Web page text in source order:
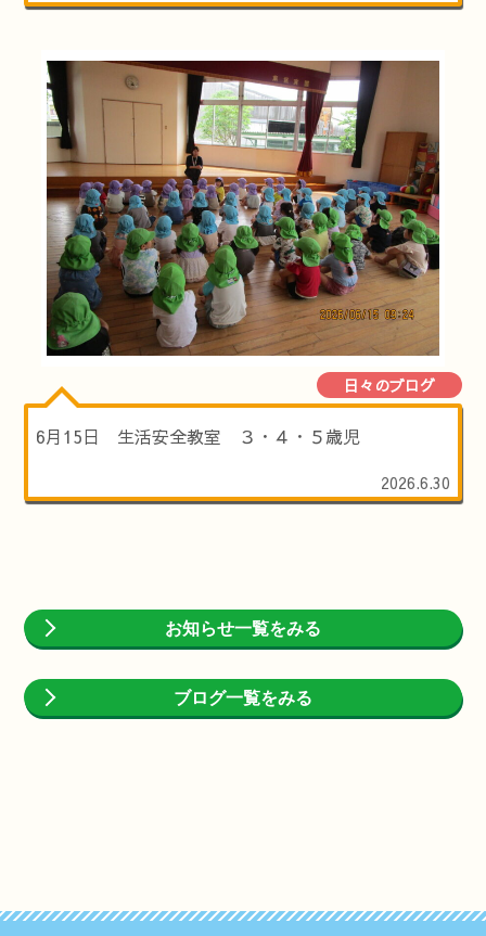
日々のブログ
6月15日 生活安全教室 ３・４・５歳児
2026.6.30
お知らせ一覧をみる
ブログ一覧をみる